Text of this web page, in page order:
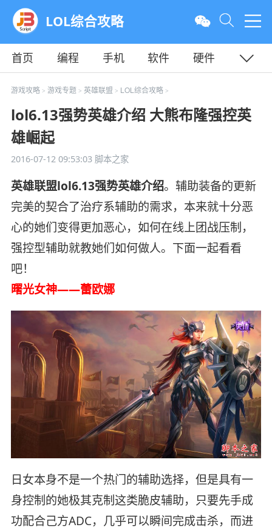
LOL综合攻略
首页 编程 手机 软件
硬件
教程
平面 服务器
游戏攻略> 游戏专题 > 英雄联盟 > LOL综合攻略>
lol6.13强势英雄介绍 大熊布隆强控英
雄崛起
2016-07-12 09:53:03脚本之家
英雄联盟lol6.13强势英雄介绍。辅助装备的更新
完美的契合了治疗系辅助的需求，本来就十分恶
心的她们变得更加恶心，如何在线上团战压制，
强控型辅助就教她们如何做人。下面一起看看
吧！
曙光女神——蕾欧娜
日女本身不是一个热门的辅助选择，但是具有一
身控制的她极其克制这类脆皮辅助，只要先手成
功配合己方ADC，几乎可以瞬间完成击杀，而进